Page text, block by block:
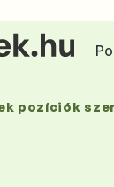
pozíciók